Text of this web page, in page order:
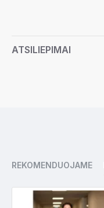
ATSILIEPIMAI
REKOMENDUOJAME